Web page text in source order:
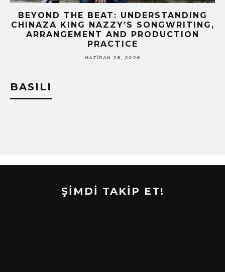
BEYOND THE BEAT: UNDERSTANDING
KING NAZZY’S SONGWRITING,
ARRANGEMENT AND PRODUCTION
PRACTICE
HAZIRAN 28, 2026
BASILI
ŞİMDİ TAKİP ET!